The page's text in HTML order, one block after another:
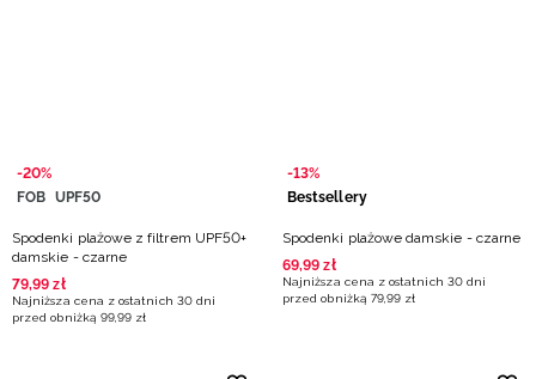
-20%
FOB UPF50
Spodenki plażowe z filtrem UPF50+
damskie - czarne
79,99 zł
Najniższa cena z ostatnich 30 dni
przed obniżką 99,99 zł
-13%
Bestsellery
Spodenki plażowe damskie - czarne
69,99 zł
Najniższa cena z ostatnich 30 dni
przed obniżką 79,99 zł